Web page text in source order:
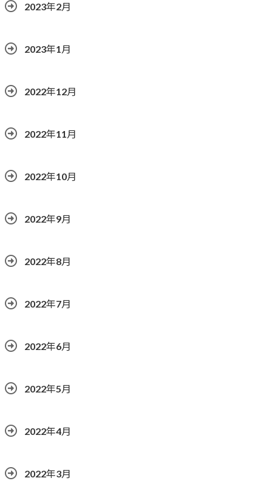
2023年2月
2023年1月
2022年12月
2022年11月
2022年10月
2022年9月
2022年8月
2022年7月
2022年6月
2022年5月
2022年4月
2022年3月